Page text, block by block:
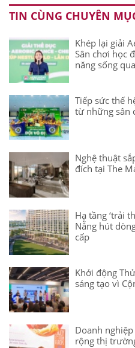
TIN CÙNG CHUYÊN
Khép lại giải
Sân chơi học
năng sống
Tiếp sức thế
từ những sân
Nghệ thuật
đích tại The
Hạ tầng ‘trải
Nẵng hút
cấp
Khởi động
sáng tạo vì
Doanh
rộng thị